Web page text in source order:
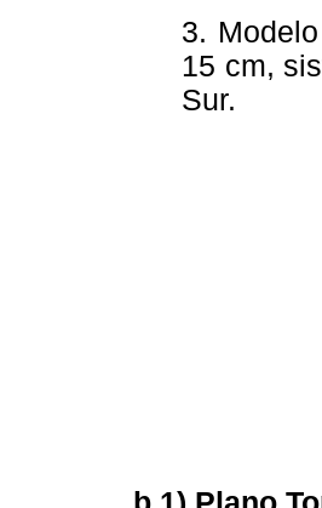
3.
15 cm,
Sur.